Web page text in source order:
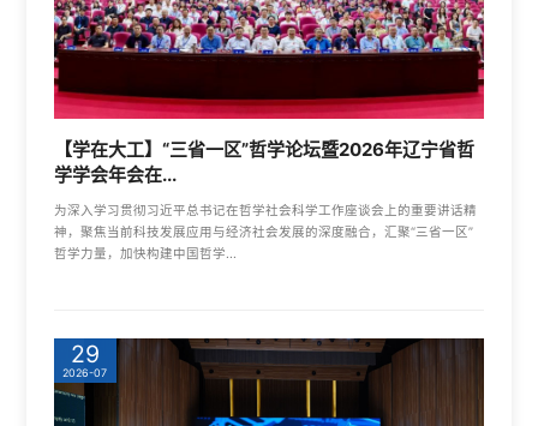
【学在大工】“三省一区”哲学论坛暨2026年辽宁省哲
学学会年会在...
为深入学习贯彻习近平总书记在哲学社会科学工作座谈会上的重要讲话精
神，聚焦当前科技发展应用与经济社会发展的深度融合，汇聚“三省一区”
哲学力量，加快构建中国哲学...
29
2026-07